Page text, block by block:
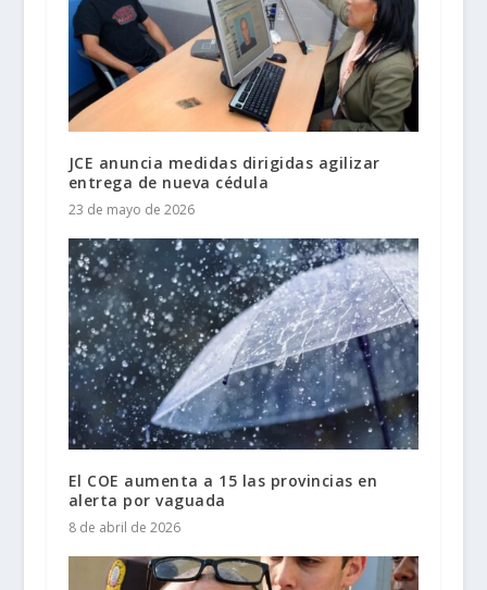
JCE anuncia medidas dirigidas agilizar
entrega de nueva cédula
23 de mayo de 2026
El COE aumenta a 15 las provincias en
alerta por vaguada
8 de abril de 2026